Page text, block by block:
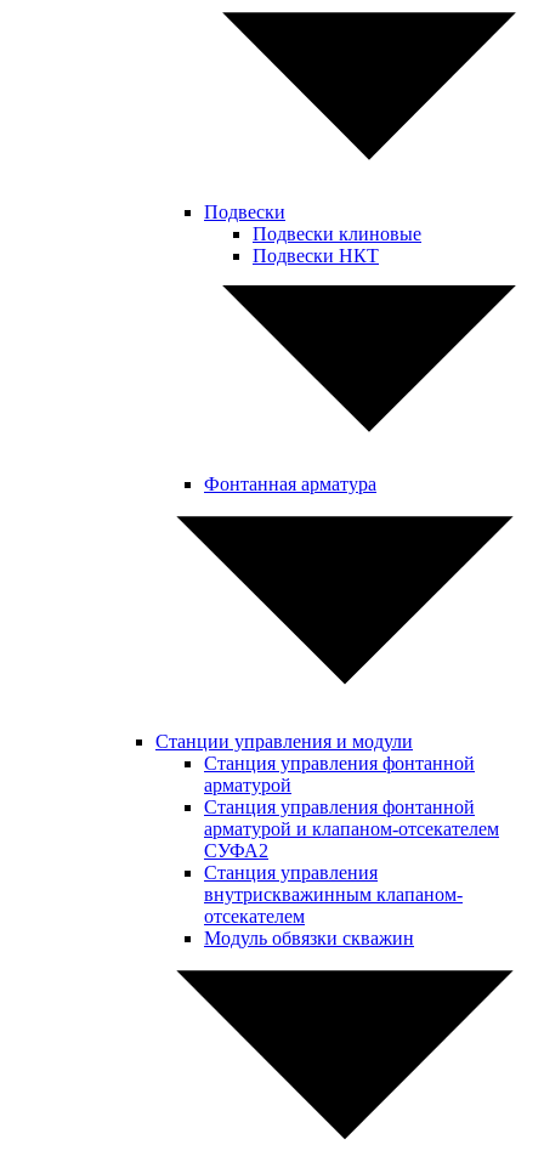
Подвески
Подвески клиновые
Подвески НКТ
Фонтанная арматура
Станции управления и модули
Станция управления фонтанной
арматурой
Станция управления фонтанной
арматурой и клапаном-отсекателем
СУФА2
Станция управления
внутрискважинным клапаном-
отсекателем
Модуль обвязки скважин